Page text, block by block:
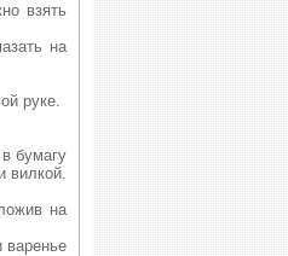
взять
на
руке.
бумагу
вилкой.
на
варенье